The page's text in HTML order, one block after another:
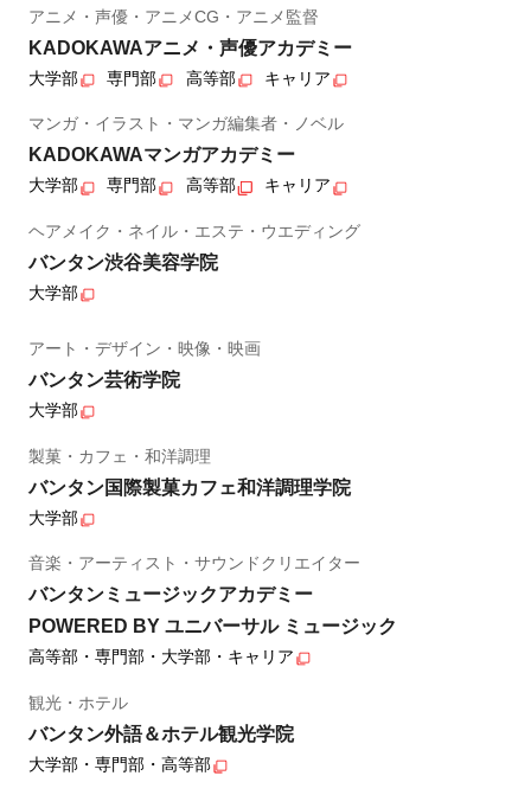
アニメ・声優・アニメCG・アニメ監督
KADOKAWAアニメ・声優アカデミー
大学部 専門部 高等部 キャリア
マンガ・イラスト・マンガ編集者・ノベル
KADOKAWAマンガアカデミー
大学部 専門部 高等部 キャリア
ヘアメイク・ネイル・エステ・ウエディング
バンタン渋谷美容学院
大学部
アート・デザイン・映像・映画
バンタン芸術学院
大学部
製菓・カフェ・和洋調理
バンタン国際製菓カフェ和洋調理学院
大学部
音楽・アーティスト・サウンドクリエイター
バンタンミュージックアカデミー
POWERED BY ユニバーサル ミュージック
高等部・専門部・大学部・キャリア
観光・ホテル
バンタン外語＆ホテル観光学院
大学部・専門部・高等部